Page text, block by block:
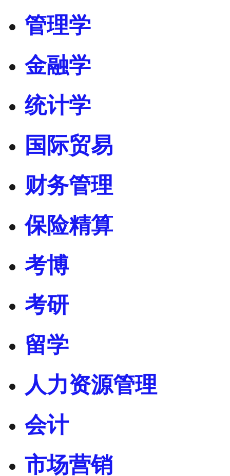
管理学
金融学
统计学
国际贸易
财务管理
保险精算
考博
考研
留学
人力资源管理
会计
市场营销